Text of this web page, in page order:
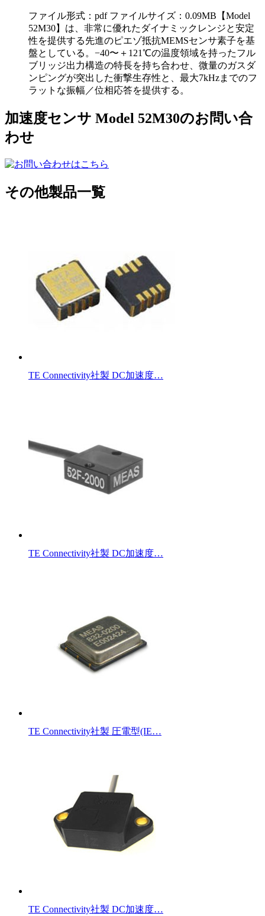
ファイル形式：pdf ファイルサイズ：0.09MB 【Model
52M30】は、非常に優れたダイナミックレンジと安定
性を提供する先進のピエゾ抵抗MEMSセンサ素子を基
盤としている。−40〜＋121℃の温度領域を持ったフル
ブリッジ出力構造の特長を持ち合わせ、微量のガスダ
ンピングが突出した衝撃生存性と、最大7kHzまでのフ
ラットな振幅／位相応答を提供する。
加速度センサ Model 52M30のお問い合
わせ
その他製品一覧
TE Connectivity社製 DC加速度…
TE Connectivity社製 DC加速度…
TE Connectivity社製 圧電型(IE…
TE Connectivity社製 DC加速度…